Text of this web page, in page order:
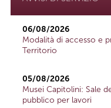
06/08/2026
Modalità di accesso e
Territorio
05/08/2026
Musei Capitolini: Sale
pubblico per lavori